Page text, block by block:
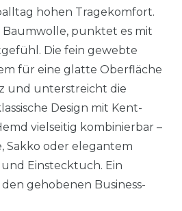
hohen Tragekomfort.
punktet es mit
Die fein gewebte
für eine glatte Oberfläche
und unterstreicht die
Design mit Kent-
vielseitig kombinierbar –
Sakko oder elegantem
Einstecktuch. Ein
gehobenen Business-